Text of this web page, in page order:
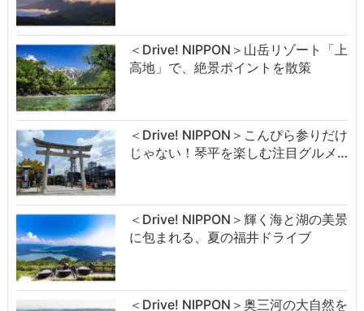
＜Drive! NIPPON＞山岳リゾート「上
高地」で、絶景ポイントを散策
＜Drive! NIPPON＞こんぴら参りだけ
じゃない！琴平を楽しむ注目グルメ…
＜Drive! NIPPON＞輝く海と湖の美景
に包まれる、夏の福井ドライブ
＜Drive! NIPPON＞奥三河の大自然を